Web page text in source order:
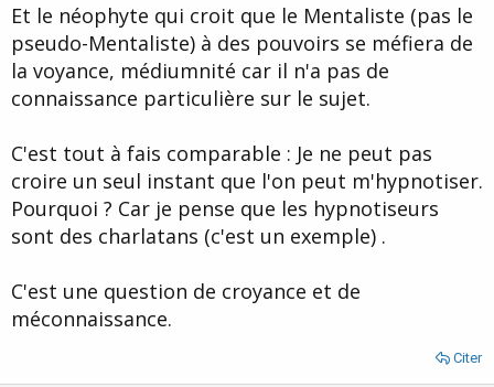
Et le néophyte qui croit que le Mentaliste (pas le
pseudo-Mentaliste) à des pouvoirs se méfiera de
la voyance, médiumnité car il n'a pas de
connaissance particulière sur le sujet.
C'est tout à fais comparable : Je ne peut pas
croire un seul instant que l'on peut m'hypnotiser.
Pourquoi ? Car je pense que les hypnotiseurs
sont des charlatans (c'est un exemple) .
C'est une question de croyance et de
méconnaissance.
Citer